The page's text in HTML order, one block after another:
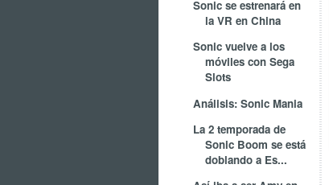
Sonic se estrenará en
la VR en China
Sonic vuelve a los
móviles con Sega
Slots
Análisis: Sonic Mania
La 2 temporada de
Sonic Boom se está
doblando a Es...